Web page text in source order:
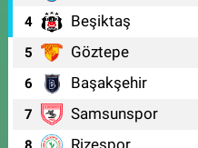
4 Beşiktaş
5 Göztepe
6 Başakşehir
7 Samsunspor
Rizespor